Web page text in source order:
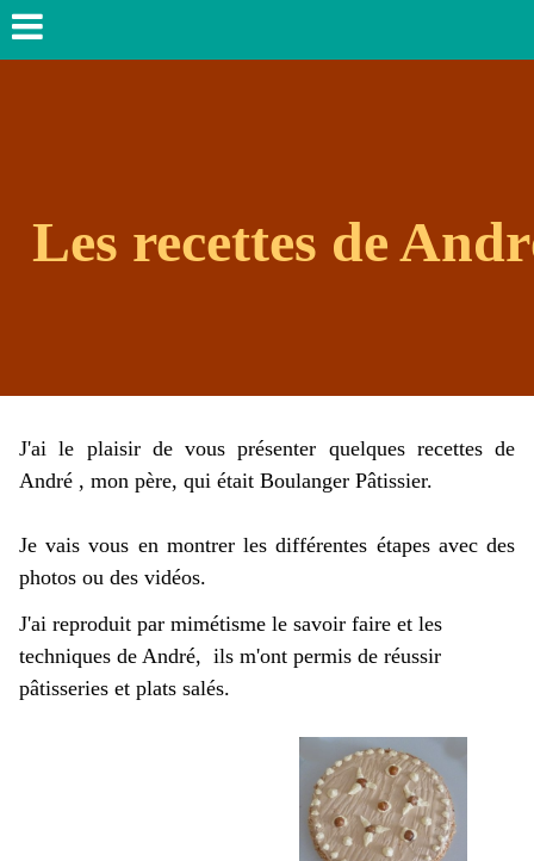
Les recettes de
J'ai le plaisir de vous présenter quelques recettes de
André , mon père, qui était Boulanger Pâtissier.
Je vais vous en montrer les différentes étapes avec des
photos ou des vidéos.
J'ai reproduit par mimétisme le savoir faire et les
techniques de André, ils m'ont permis de réussir
pâtisseries et plats salés.